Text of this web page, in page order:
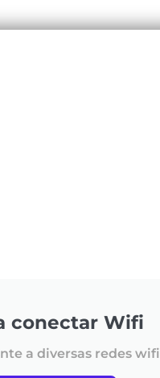
conectar Wifi
a diversas redes wifi